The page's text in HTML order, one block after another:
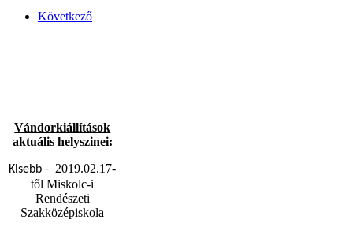
Következő
Vándorkiállítások
aktuális helyszinei:
Kisebb - 2019.02.17-
től Miskolc-i
Rendészeti
Szakközépiskola